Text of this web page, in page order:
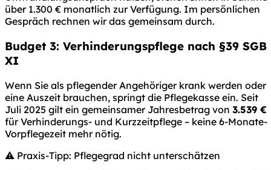
über 1.300 € monatlich zur Verfügung. Im persönlichen
Gespräch rechnen wir das gemeinsam durch.
Budget 3: Verhinderungspflege nach §39 SGB
XI
Wenn Sie als pflegender Angehöriger krank werden oder
eine Auszeit brauchen, springt die Pflegekasse ein. Seit
Juli 2025 gilt ein gemeinsamer Jahresbetrag von 3.539 €
für Verhinderungs- und Kurzzeitpflege – keine 6-Monate-
Vorpflegezeit mehr nötig.
⚠️ Praxis-Tipp: Pflegegrad nicht unterschätzen